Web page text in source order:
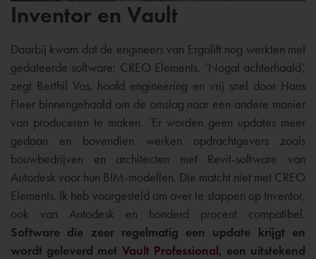
Inventor en Vault
Daarbij kwam dat de engineers van Ergolift nog werkten met
gedateerde software; CREO Elements. ‘Nogal achterhaald’,
zegt Berthil Vos, hoofd engineering en vrij snel door Hans
Fleer binnengehaald om de omslag naar een andere manier
van produceren te maken. ‘Er worden geen updates meer
gedaan en bovendien werken opdrachtgevers zoals
bouwbedrijven en architecten met Revit-software van
Autodesk voor hun BIM-modellen. Die matcht niet met CREO
Elements. Ik heb voorgesteld om over te stappen op Inventor,
ook van Autodesk en honderd procent compatibel.
Software die zeer regelmatig een update krijgt en
wordt geleverd met Vault Professional, een uitstekend